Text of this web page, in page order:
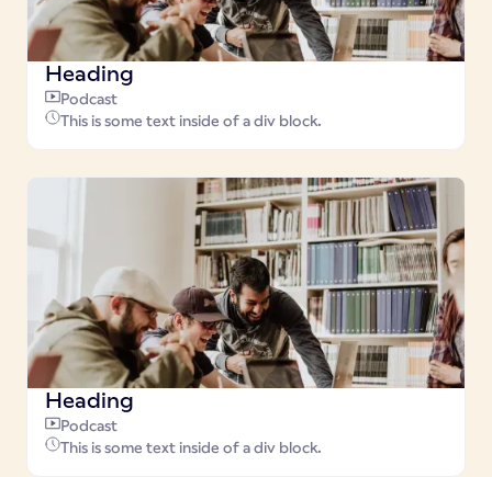
Heading
Podcast
This is some text inside of a div block.
Heading
Podcast
This is some text inside of a div block.